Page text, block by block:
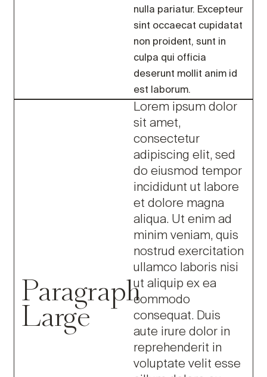
nulla pariatur. Excepteur
sint occaecat cupidatat
non proident, sunt in
culpa qui officia
deserunt mollit anim id
est laborum.
Paragraph
Large
Lorem ipsum dolor
sit amet,
consectetur
adipiscing elit, sed
do eiusmod tempor
incididunt ut labore
et dolore magna
aliqua. Ut enim ad
minim veniam, quis
nostrud exercitation
ullamco laboris nisi
ut aliquip ex ea
commodo
consequat. Duis
aute irure dolor in
reprehenderit in
voluptate velit esse